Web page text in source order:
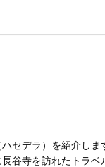
セデラ）を紹介しま
谷寺を訪れたトラベ